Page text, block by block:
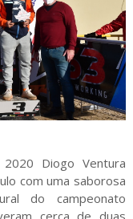
2020 Diogo Ventura
com uma saborosa
do campeonato
cerca de duas